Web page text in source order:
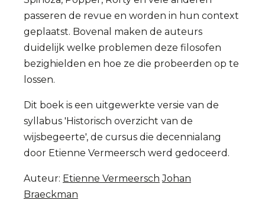
passeren de revue en worden in hun context
geplaatst. Bovenal maken de auteurs
duidelijk welke problemen deze filosofen
bezighielden en hoe ze die probeerden op te
lossen.
Dit boek is een uitgewerkte versie van de
syllabus 'Historisch overzicht van de
wijsbegeerte', de cursus die decennialang
door Etienne Vermeersch werd gedoceerd.
Auteur: Etienne Vermeersch Johan
Braeckman